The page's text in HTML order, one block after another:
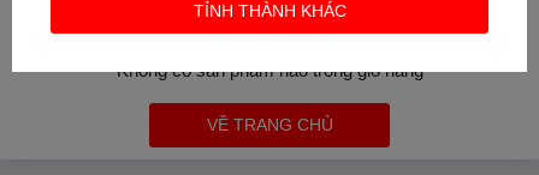
Không có sản phẩm nào trong giỏ hàng
VỀ TRANG CHỦ
TỈNH THÀNH KHÁC